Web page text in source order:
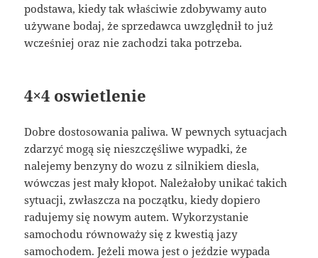
podstawa, kiedy tak właściwie zdobywamy auto
używane bodaj, że sprzedawca uwzględnił to już
wcześniej oraz nie zachodzi taka potrzeba.
4×4 oswietlenie
Dobre dostosowania paliwa. W pewnych sytuacjach
zdarzyć mogą się nieszczęśliwe wypadki, że
nalejemy benzyny do wozu z silnikiem diesla,
wówczas jest mały kłopot. Należałoby unikać takich
sytuacji, zwłaszcza na początku, kiedy dopiero
radujemy się nowym autem. Wykorzystanie
samochodu równoważy się z kwestią jazy
samochodem. Jeżeli mowa jest o jeździe wypada